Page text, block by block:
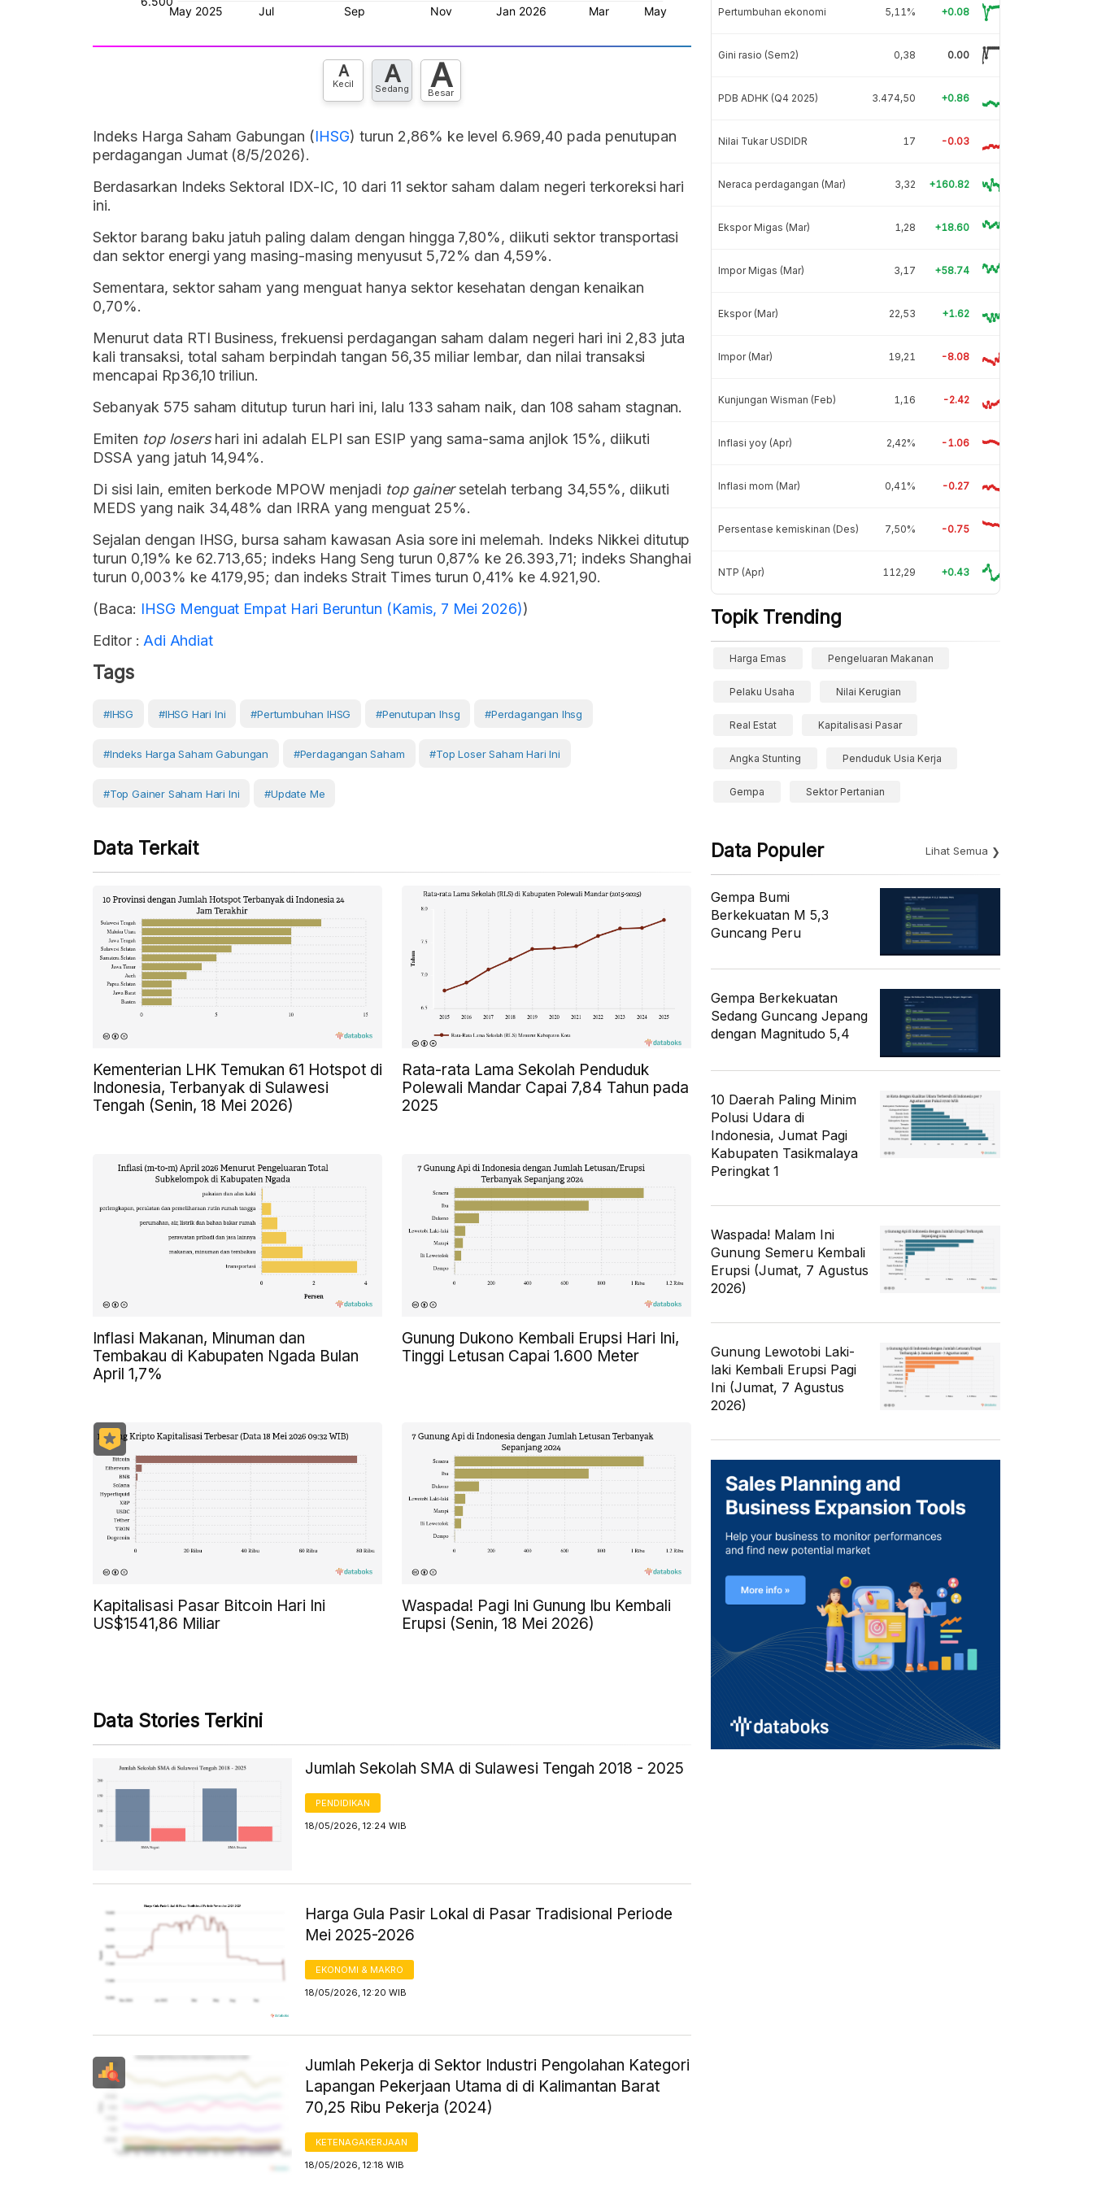
A
Kecil A
Sedang A
Besar
Indeks Harga Saham Gabungan (IHSG) turun 2,86% ke level 6.969,40 pada penutupan
perdagangan Jumat (8/5/2026).
Berdasarkan Indeks Sektoral IDX-IC, 10 dari 11 sektor saham dalam negeri terkoreksi hari
ini.
Sektor barang baku jatuh paling dalam dengan hingga 7,80%, diikuti sektor transportasi
dan sektor energi yang masing-masing menyusut 5,72% dan 4,59%.
Sementara, sektor saham yang menguat hanya sektor kesehatan dengan kenaikan
0,70%.
Menurut data RTI Business, frekuensi perdagangan saham dalam negeri hari ini 2,83 juta
kali transaksi, total saham berpindah tangan 56,35 miliar lembar, dan nilai transaksi
mencapai Rp36,10 triliun.
Sebanyak 575 saham ditutup turun hari ini, lalu 133 saham naik, dan 108 saham stagnan.
Emiten top losershari ini adalah ELPI san ESIP yang sama-sama anjlok 15%, diikuti
DSSA yang jatuh 14,94%.
Di sisi lain, emiten berkode MPOW menjadi top gainersetelah terbang 34,55%, diikuti
MEDS yang naik 34,48% dan IRRA yang menguat 25%.
Sejalan dengan IHSG, bursa saham kawasan Asia sore ini melemah. Indeks Nikkei ditutup
turun 0,19% ke 62.713,65; indeks Hang Seng turun 0,87% ke 26.393,71; indeks Shanghai
turun 0,003% ke 4.179,95; dan indeks Strait Times turun 0,41% ke 4.921,90.
(Baca: IHSG Menguat Empat Hari Beruntun (Kamis, 7 Mei 2026))
Editor : Adi Ahdiat
Tags
#IHSG #IHSG Hari Ini #Pertumbuhan IHSG #penutupan Ihsg #perdagangan Ihsg
#Indeks Harga Saham Gabungan #Perdagangan Saham #top Loser Saham Hari Ini
#top Gainer Saham Hari Ini #Update Me
Data Terkait
Kementerian LHK Temukan 61 Hotspot di
Indonesia, Terbanyak di Sulawesi
Tengah (Senin, 18 Mei 2026)
Rata-rata Lama Sekolah Penduduk
Polewali Mandar Capai 7,84 Tahun pada
2025
Inflasi Makanan, Minuman dan
Tembakau di Kabupaten Ngada Bulan
April 1,7%
Gunung Dukono Kembali Erupsi Hari Ini,
Tinggi Letusan Capai 1.600 Meter
Kapitalisasi Pasar Bitcoin Hari Ini
US$1541,86 Miliar
Waspada! Pagi Ini Gunung Ibu Kembali
Erupsi (Senin, 18 Mei 2026)
Data Stories Terkini
Jumlah Sekolah SMA di Sulawesi Tengah 2018 - 2025
PENDIDIKAN
18/05/2026, 12:24 WIB
Harga Gula Pasir Lokal di Pasar Tradisional Periode
Mei 2025-2026
EKONOMI & MAKRO
18/05/2026, 12:20 WIB
Jumlah Pekerja di Sektor Industri Pengolahan Kategori
Lapangan Pekerjaan Utama di di Kalimantan Barat
70,25 Ribu Pekerja (2024)
KETENAGAKERJAAN
18/05/2026, 12:18 WIB
Pertumbuhan ekonomi 5,11% +0.08
Gini rasio (Sem2) 0,38 0.00
PDB ADHK (Q4 2025) 3.474,50 +0.86
Nilai Tukar USDIDR 17 -0.03
Neraca perdagangan (Mar) 3,32 +160.82
Ekspor Migas (Mar) 1,28 +18.60
Impor Migas (Mar) 3,17 +58.74
Ekspor (Mar) 22,53 +1.62
Impor (Mar) 19,21 -8.08
Kunjungan Wisman (Feb) 1,16 -2.42
Inflasi yoy (Apr) 2,42% -1.06
Inflasi mom (Mar) 0,41% -0.27
Persentase kemiskinan (Des) 7,50% -0.75
NTP (Apr) 112,29 +0.43
Topik Trending
Harga Emas Pengeluaran Makanan
Pelaku Usaha Nilai Kerugian
Real Estat Kapitalisasi Pasar
Angka Stunting Penduduk Usia Kerja
Gempa Sektor Pertanian
Data Populer Lihat Semua
Gempa Bumi
Berkekuatan M 5,3
Guncang Peru
Gempa Berkekuatan
Sedang Guncang Jepang
dengan Magnitudo 5,4
10 Daerah Paling Minim
Polusi Udara di
Indonesia, Jumat Pagi
Kabupaten Tasikmalaya
Peringkat 1
Waspada! Malam Ini
Gunung Semeru Kembali
Erupsi (Jumat, 7 Agustus
2026)
Gunung Lewotobi Laki-
laki Kembali Erupsi Pagi
Ini (Jumat, 7 Agustus
2026)